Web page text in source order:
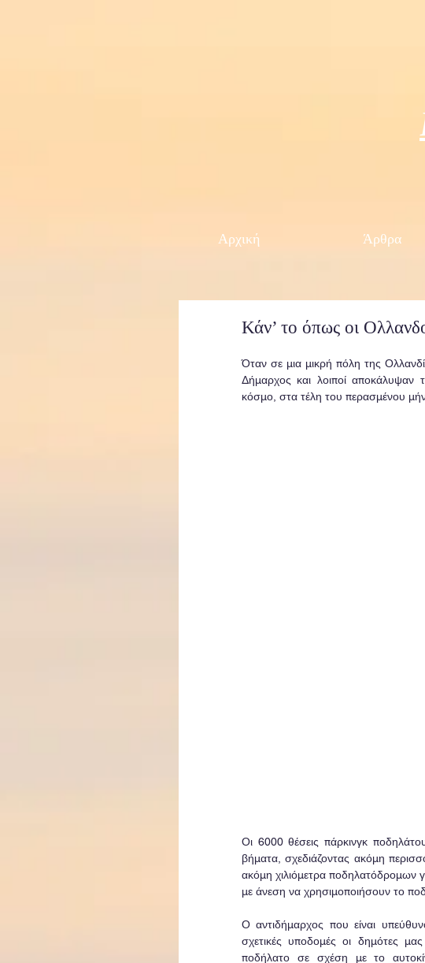
Αρχική Άρθρα
Κάν’ το όπως οι
Όταν σε μια μικρή πόλη της
Δήμαρχος και λοιποί
κόσμο, στα τέλη του περασμένου
Οι 6000 θέσεις πάρκινγκ
βήματα, σχεδιάζοντας ακόμη
ακόμη χιλιόμετρα ποδηλατόδρομων
με άνεση να χρησιμοποιήσουν το
Ο αντιδήμαρχος που είναι
σχετικές υποδομές οι δημότες
ποδήλατο σε σχέση με το